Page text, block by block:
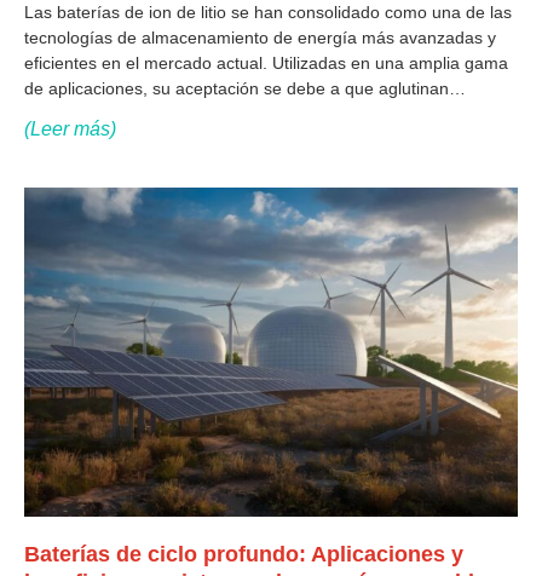
Las baterías de ion de litio se han consolidado como una de las
tecnologías de almacenamiento de energía más avanzadas y
eficientes en el mercado actual. Utilizadas en una amplia gama
de aplicaciones, su aceptación se debe a que aglutinan
bajos
(Leer más)
Baterías de ciclo profundo: Aplicaciones y